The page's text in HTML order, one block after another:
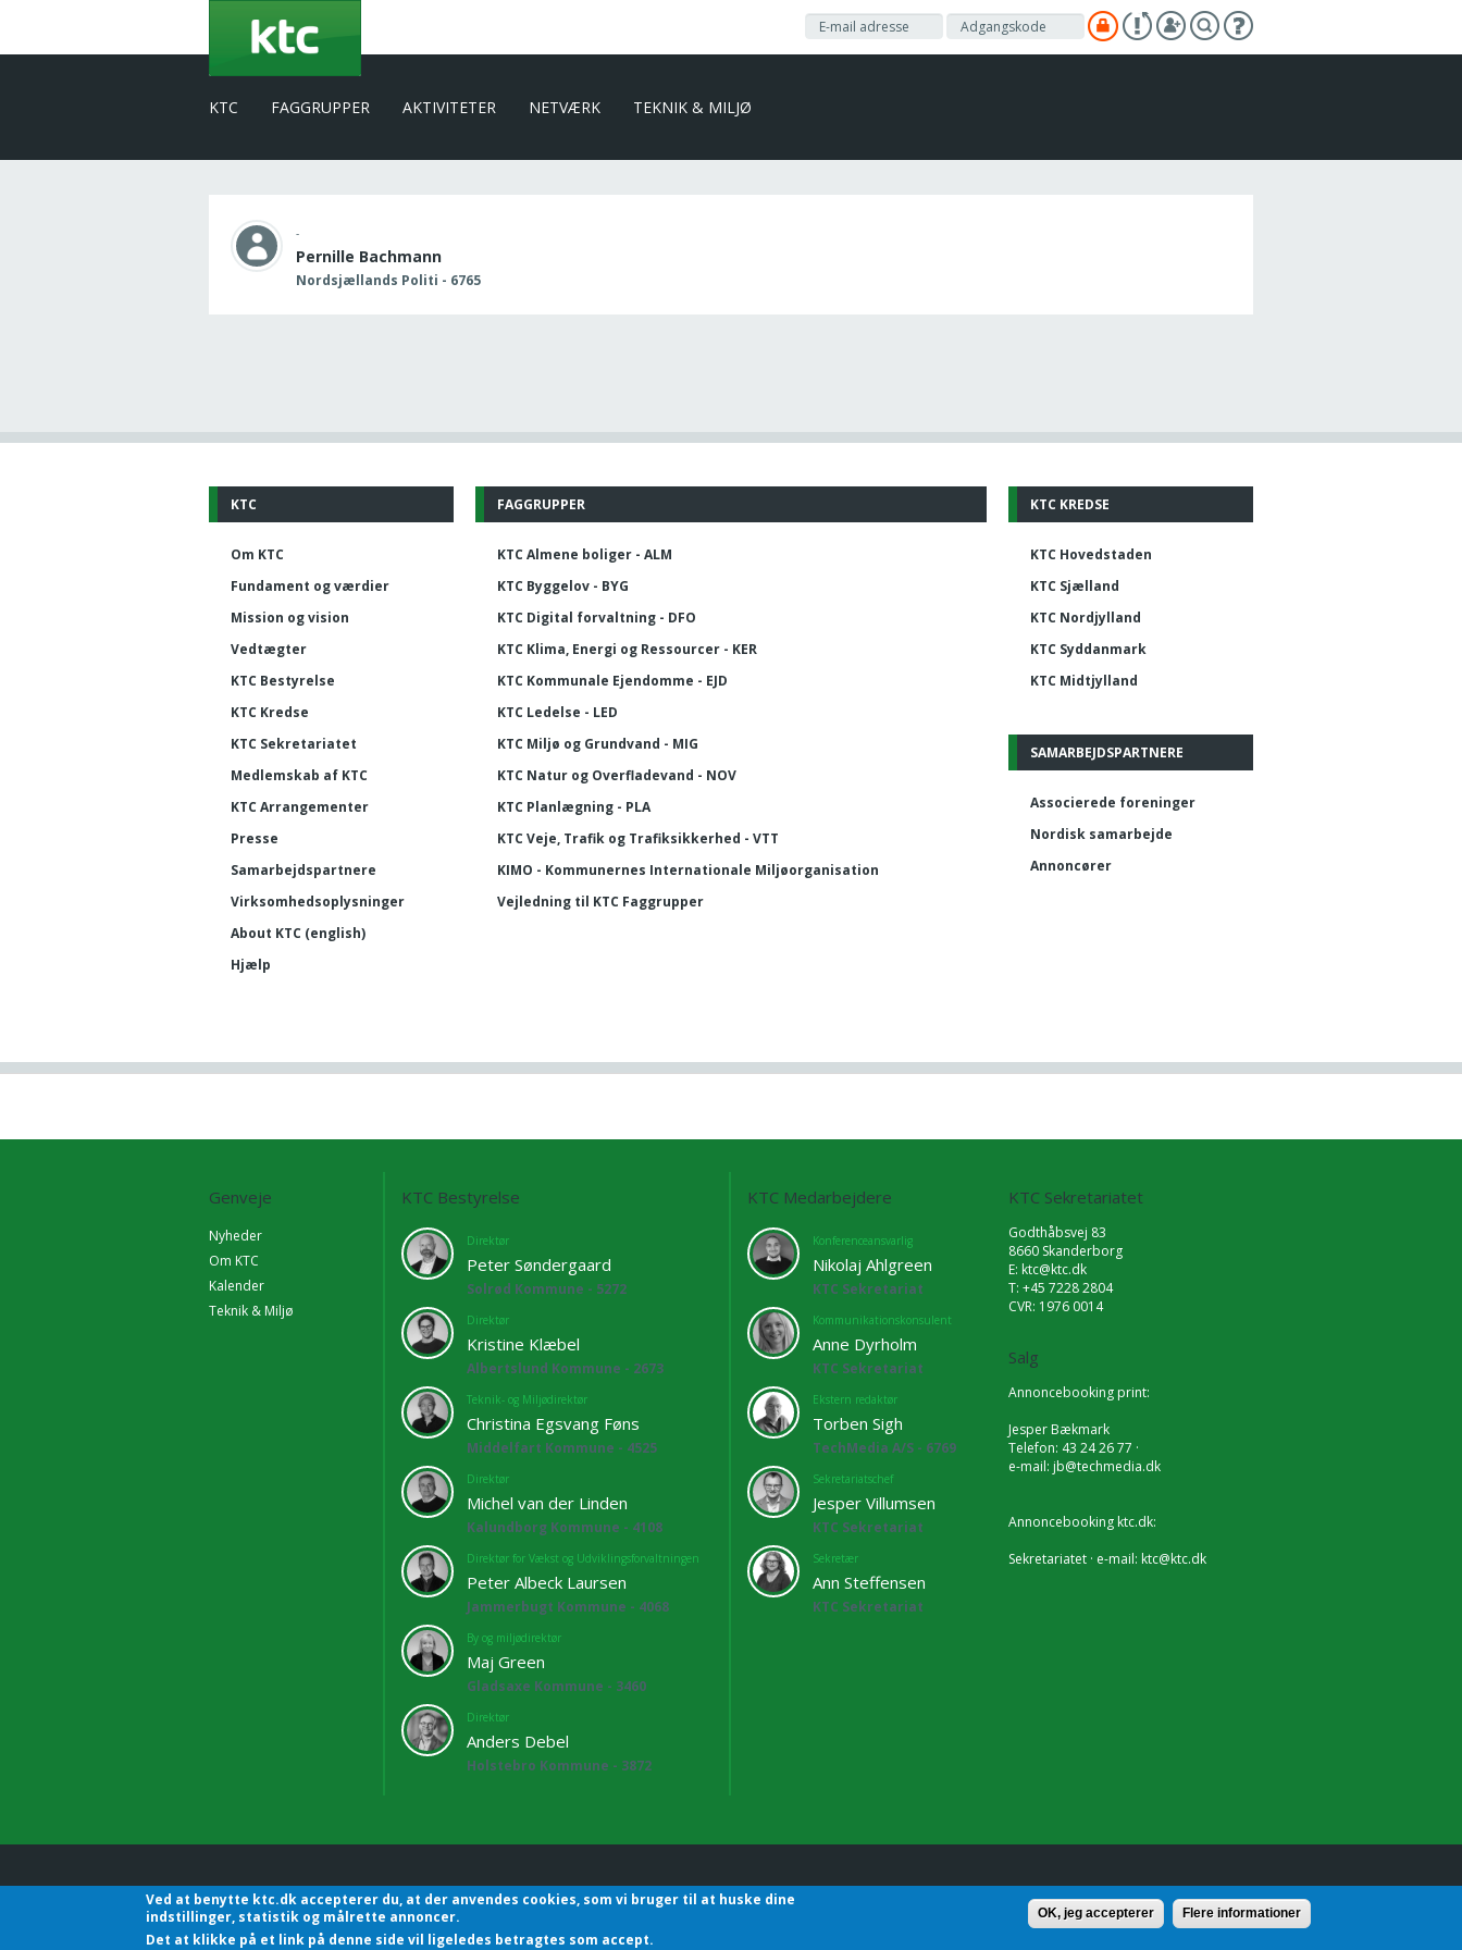
KTC FAGGRUPPER AKTIVITETER NETVÆRK TEKNIK & MILJØ
-
Pernille Bachmann
Nordsjællands Politi - 6765
KTC
Om KTC
Fundament og værdier
Mission og vision
Vedtægter
KTC Bestyrelse
KTC Kredse
KTC Sekretariatet
Medlemskab af KTC
KTC Arrangementer
Presse
Samarbejdspartnere
Virksomhedsoplysninger
About KTC (english)
Hjælp
KTC KREDSE
KTC Hovedstaden
KTC Sjælland
KTC Nordjylland
KTC Syddanmark
KTC Midtjylland
SAMARBEJDSPARTNERE
Associerede foreninger
Nordisk samarbejde
Annoncører
FAGGRUPPER
KTC Almene boliger - ALM
KTC Byggelov - BYG
KTC Digital forvaltning - DFO
KTC Klima, Energi og Ressourcer - KER
KTC Kommunale Ejendomme - EJD
KTC Ledelse - LED
KTC Miljø og Grundvand - MIG
KTC Natur og Overfladevand - NOV
KTC Planlægning - PLA
KTC Veje, Trafik og Trafiksikkerhed - VTT
KIMO - Kommunernes Internationale Miljøorganisation
Vejledning til KTC Faggrupper
Genveje
Nyheder
Om KTC
Kalender
Teknik & Miljø
KTC Bestyrelse
Direktør
Peter Søndergaard
Solrød Kommune - 5272
Direktør
Kristine Klæbel
Albertslund Kommune - 2673
Teknik- og Miljødirektør
Christina Egsvang Føns
Middelfart Kommune - 4525
Direktør
Michel van der Linden
Kalundborg Kommune - 4108
Direktør for Vækst og Udviklingsforvaltningen
Peter Albeck Laursen
Jammerbugt Kommune - 4068
By og miljødirektør
Maj Green
Gladsaxe Kommune - 3460
Direktør
Anders Debel
Holstebro Kommune - 3872
KTC Medarbejdere
Konferenceansvarlig
Nikolaj Ahlgreen
KTC Sekretariat
Kommunikationskonsulent
Anne Dyrholm
KTC Sekretariat
Ekstern redaktør
Torben Sigh
TechMedia A/S - 6769
Sekretariatschef
Jesper Villumsen
KTC Sekretariat
Sekretær
Ann Steffensen
KTC Sekretariat
KTC Sekretariatet
Godthåbsvej 83
8660 Skanderborg
E: ktc@ktc.dk
T: +45 7228 2804
CVR: 1976 0014
Salg
Annoncebooking print:
Jesper Bækmark
Telefon: 43 24 26 77 ·
e-mail: jb@techmedia.dk
Annoncebooking ktc.dk:
Sekretariatet · e-mail: ktc@ktc.dk
KTC - Kommunalteknisk Chefforening | Sekretariatet | Godthåbsvej83 | 8660 Skanderborg | Tlf.: 7228 2804 |Kontakt
Ved at benytte ktc.dk accepterer du, at der anvendes cookies, som vi bruger til at huske dine
indstillinger, statistik og målrette annoncer.
Det at klikke på et link på denne side vil ligeledes betragtes som accept.
OK, jeg accepterer Flere informationer